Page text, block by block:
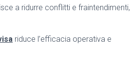
a ridurre conflitti e fraintendimenti,
riduce l’efficacia operativa e